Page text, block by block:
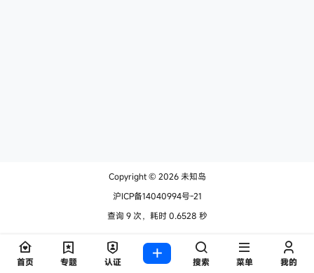
Copyright © 2026未知岛
沪ICP备14040994号-21
查询 9 次，耗时 0.6528 秒
首页 专题 认证 搜索 菜单 我的